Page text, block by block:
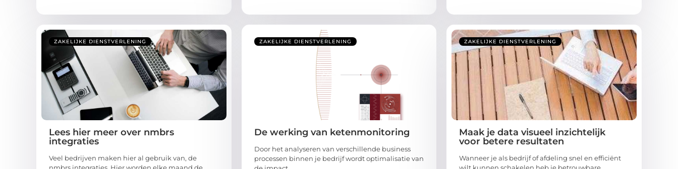
ZAKELIJKE DIENSTVERLENING
Lees hier meer over nmbrs
integraties
Veel bedrijven maken hier al gebruik van, de
nmbrs integraties. Hier worden elke maand de
ZAKELIJKE DIENSTVERLENING
De werking van ketenmonitoring
Door het analyseren van verschillende business
processen binnen je bedrijf wordt optimalisatie van
ZAKELIJKE DIENSTVERLENING
Maak je data visueel inzichtelijk
voor betere resultaten
Wanneer je als bedrijf of afdeling snel en efficiënt
wilt kunnen schakelen heb je betrouwbare